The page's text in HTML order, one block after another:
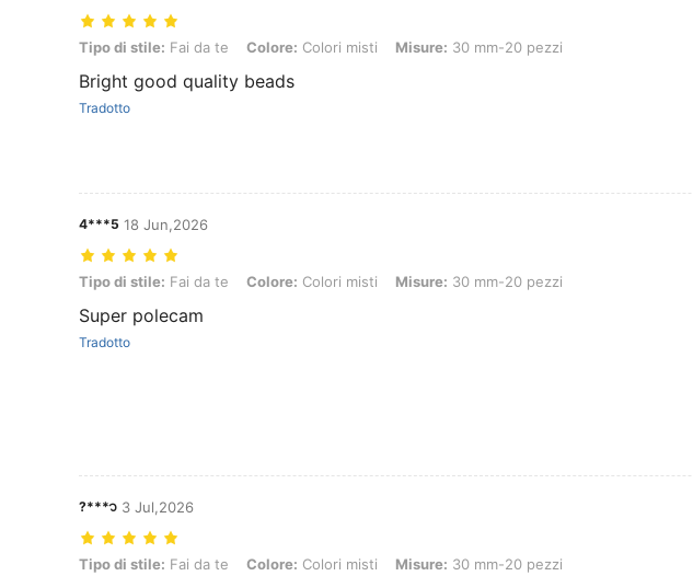
Tipo di stile: Fai da te, Colore: Colori misti, Misure: 30 mm-20 pezzi
Tipo di stile: Fai da te Colore: Colori misti Misure: 30 mm-20 pezzi
Bright good quality beads
Tradotto
4***5 18 Jun,2026
Tipo di stile: Fai da te, Colore: Colori misti, Misure: 30 mm-20 pezzi
Tipo di stile: Fai da te Colore: Colori misti Misure: 30 mm-20 pezzi
Super polecam
Tradotto
?***᭡ 3 Jul,2026
Tipo di stile: Fai da te, Colore: Colori misti, Misure: 30 mm-20 pezzi
Tipo di stile: Fai da te Colore: Colori misti Misure: 30 mm-20 pezzi